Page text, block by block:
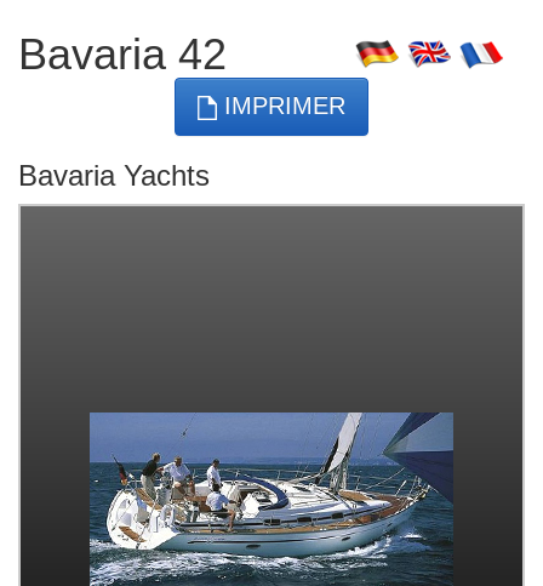
Bavaria 42
IMPRIMER
Bavaria Yachts